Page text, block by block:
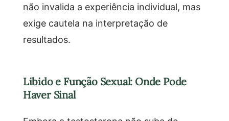
não invalida a experiência individual, mas
exige cautela na interpretação de
resultados.
Libido e Função Sexual: Onde Pode
Haver Sinal